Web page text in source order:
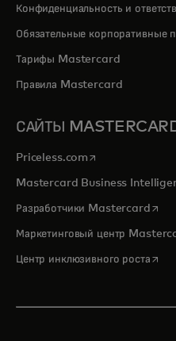
Конфиденциальность и
Обязательные корпоративные
Тарифы Mastercard
Правила Mastercard
САЙТЫ
Priceless.com opens in a new
Mastercard Business
Разработчики Mastercard
Маркетинговый центр
Центр инклюзивного роста